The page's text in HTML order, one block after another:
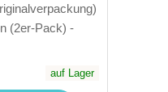
(2er-Pack) -
auf Lager